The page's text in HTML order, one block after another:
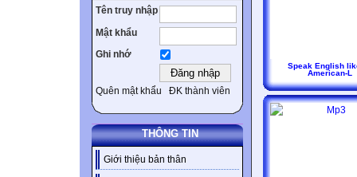
Tên truy nhập
Mật khẩu
Ghi nhớ
Quên mật khẩu ĐK thành viên
THÔNG TIN
Giới thiệu bản thân
Speak English
American-L